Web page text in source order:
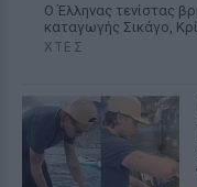
Ο Έλληνας τενίστας
καταγωγής Σικάγο,
ΧΤΕΣ